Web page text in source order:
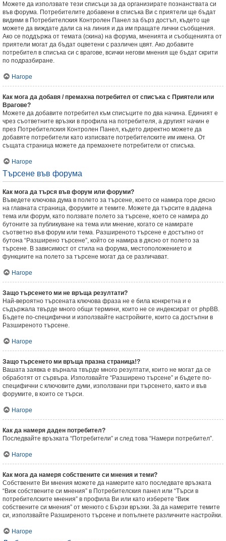
Можете да използвате тези списъци за да организирате познанствата си
във форума. Потребителите добавени в списъка Ви с приятели ще бъдат
видими в Потребителския Контролен Панел за бърз достъп, където ще
можете да виждате дали са на линия и да им пращате лични съобщения.
Ако се поддържа от темата (скина) на форума, мненията и съобщенията от
приятели могат да бъдат оцветени с различен цвят. Ако добавите
потребител в списъка си с врагове, всички негови мнения ще бъдат скрити
по подразбиране.
Нагоре
Как мога да добавя / премахна потребител от списъка с Приятели или
Врагове?
Можете да добавите потребител към списъците по два начина. Единият е
чрез съответните връзки в профила на потребителя, а другият начин е
през Потребителския Контролен Панел, където директно можете да
добавяте потребители като изписвате потребителските им имена. От
същата страница можете да премахнете потребители от списъка.
Нагоре
Търсене във форума
Как мога да търся във форум или форуми?
Въведете ключова дума в полето за търсене, което се намира горе дясно
на главната страница, форумите и темите. Можете да търсите в дадена
тема или форум, като ползвате полето за търсене, което се намира до
бутоните за публикуване на тема или мнение, когато се намирате
съответно във форум или тема. Разширеното търсене е достъпно от
бутона “Разширено търсене”, който се намира в дясно от полето за
търсене. В зависимост от стила на форума, местоположението и
функциите на полето за търсене могат да се различават.
Нагоре
Защо търсенето ми не връща резултати?
Най-вероятно търсената ключова фраза не е била конкретна и е
съдържала твърде много общи термини, които не се индексират от phpBB.
Бъдете по-специфични и използвайте настройките, които са достъпни в
Разширеното търсене.
Нагоре
Защо търсенето ми връща празна страница!?
Вашата заявка е върнала твърде много резултати, които не могат да се
обработят от сървъра. Използвайте “Разширено търсене” и бъдете по-
специфични с ключовите думи, използвани при търсенето, както и във
форумите, в които се търси.
Нагоре
Как да намеря даден потребител?
Последвайте връзката “Потребители” и след това “Намери потребител”.
Нагоре
Как мога да намеря собствените си мнения и теми?
Собствените Ви мнения можете да намерите като последвате връзката
“Виж собствените си мнения” в Потребителския панел или “Търси в
потребителските мнения” в профила Ви или като изберете “Виж
собствените си мнения” от менюто с Бързи връзки. За да намерите темите
си, използвайте Разширеното търсене и попълнете различните настройки.
Нагоре